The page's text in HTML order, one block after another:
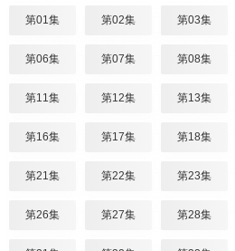
第01集 第02集 第03集
第06集 第07集 第08集
第11集 第12集 第13集
第16集 第17集 第18集
第21集 第22集 第23集
第26集 第27集 第28集